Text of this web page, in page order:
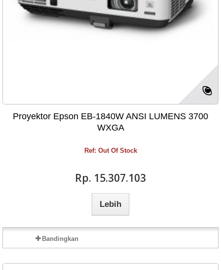
Proyektor Epson EB-1840W ANSI LUMENS 3700
WXGA
Ref: Out Of Stock
Rp‎. 15.307.103
Lebih
Bandingkan